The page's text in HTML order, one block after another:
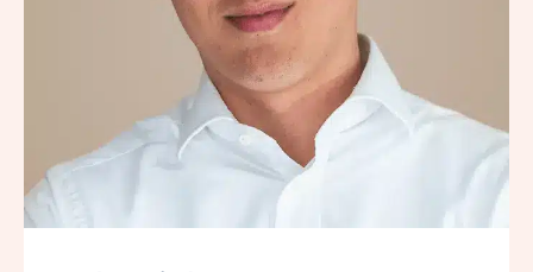
Of je nu werkt, ontspant of gewoon lekker thuis bent –
dit appartement past zich moeiteloos aan jouw leven
Het appartement wordt inclusief luxe sanitair van
Duravit en Mosa tegelwerk opgeleverd. Een